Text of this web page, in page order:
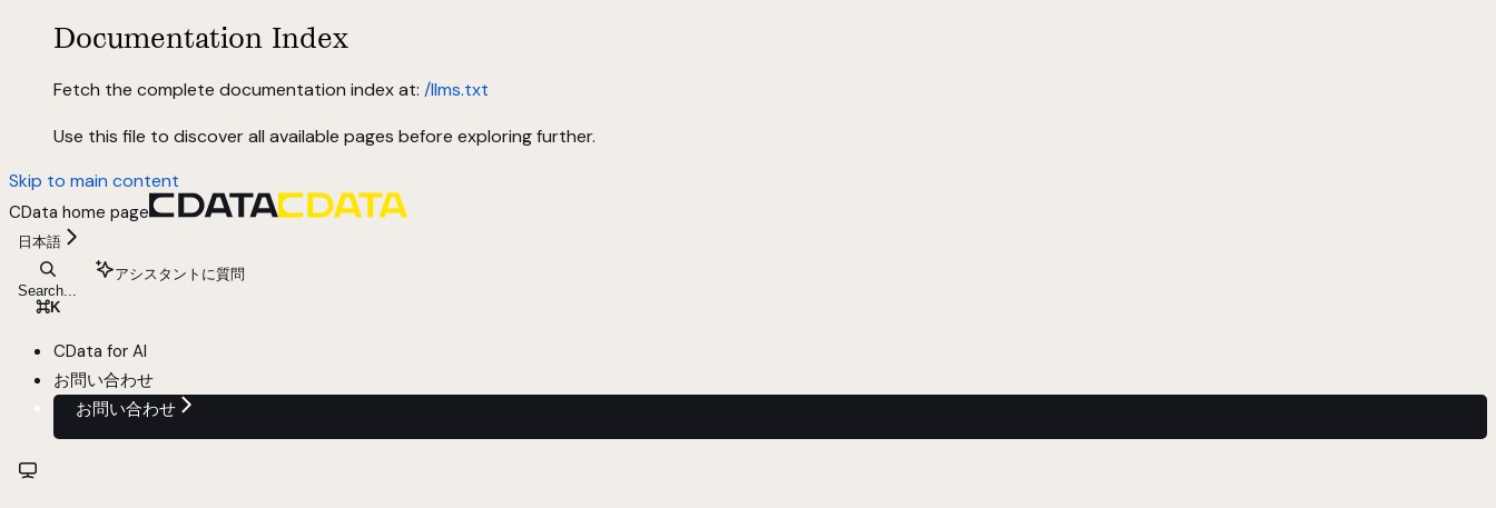
Documentation Index
Fetch the complete documentation index at: /llms.txt
Use this file to discover all available pages before exploring further.
Skip to main content
CData home page
日本語
Search...
⌘K
アシスタントに質問
CData for AI
お問い合わせ
お問い合わせ